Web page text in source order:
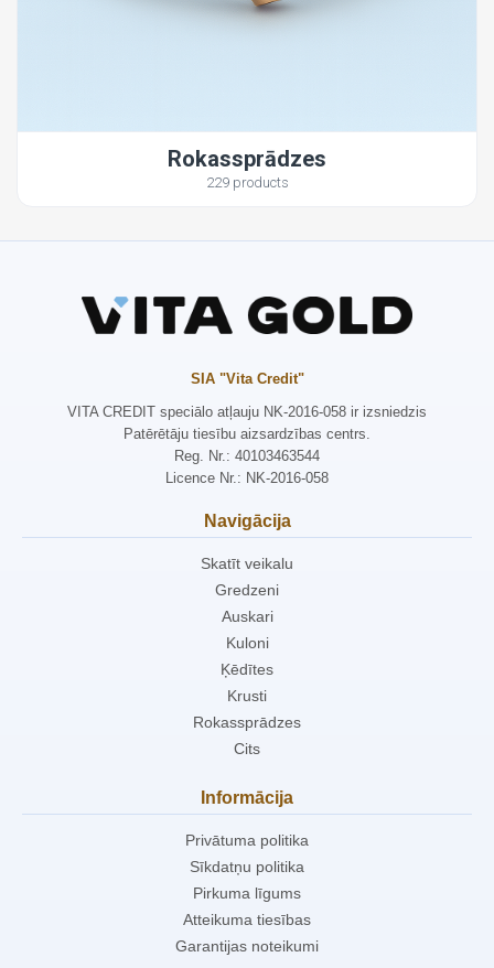
Rokassprādzes
229 products
SIA "Vita Credit"
VITA CREDIT speciālo atļauju NK-2016-058 ir izsniedzis
Patērētāju tiesību aizsardzības centrs.
Reg. Nr.: 40103463544
Licence Nr.: NK-2016-058
Navigācija
Skatīt veikalu
Gredzeni
Auskari
Kuloni
Ķēdītes
Krusti
Rokassprādzes
Cits
Informācija
Privātuma politika
Sīkdatņu politika
Pirkuma līgums
Atteikuma tiesības
Garantijas noteikumi